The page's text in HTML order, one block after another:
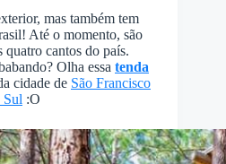
mas também tem
Até o momento, são
quatro cantos do país.
Olha essa tenda
cidade de São Francisco
Sul :O